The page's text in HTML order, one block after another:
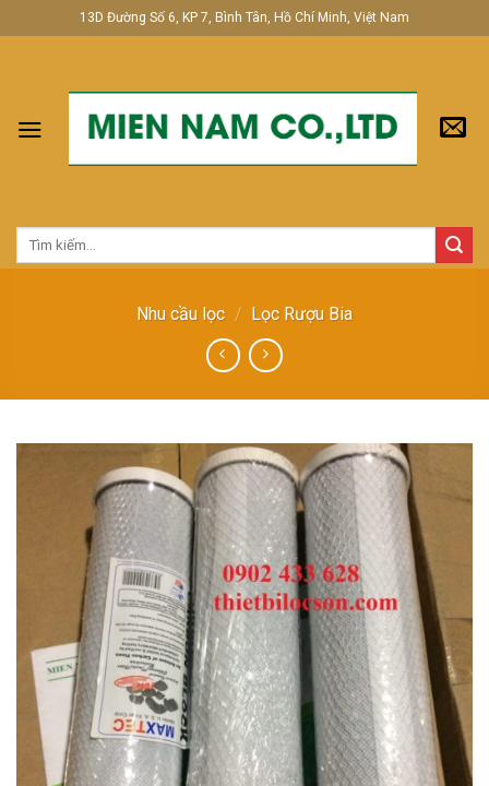
to
13D Đường Số 6, KP 7, Bình Tân, Hồ Chí Minh, Việt Nam
Tìm
Nhu cầu lọc / Lọc Rượu Bia